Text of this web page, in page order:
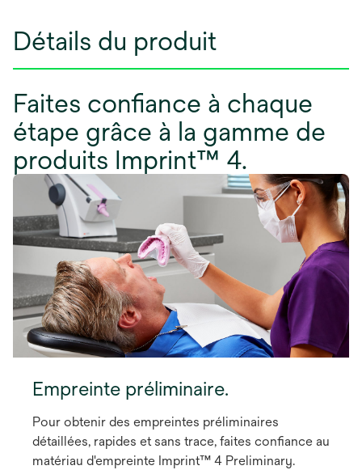
Détails du produit
Faites confiance à chaque
étape grâce à la gamme de
produits Imprint™ 4.
Empreinte préliminaire.
Pour obtenir des empreintes préliminaires
détaillées, rapides et sans trace, faites confiance au
matériau d'empreinte Imprint™ 4 Preliminary.